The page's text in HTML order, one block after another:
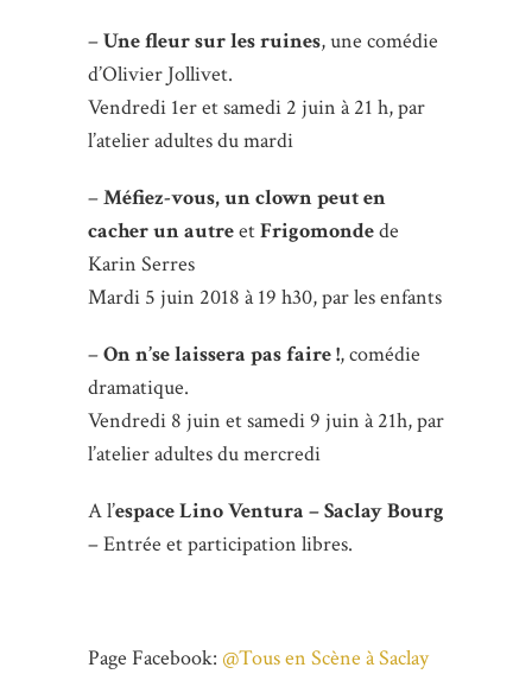
–Une fleur sur les ruines, une comédie
d’Olivier Jollivet.
Vendredi 1er et samedi 2 juin à 21 h, par
l’atelier adultes du mardi
–Méfiez-vous, un clown peut en
cacher un autreetFrigomondede
Karin Serres
Mardi 5 juin 2018 à 19 h30, par les enfants
–On n’se laissera pas faire !, comédie
dramatique.
Vendredi 8 juin et samedi 9 juin à 21h, par
l’atelier adultes du mercredi
A l’espace Lino Ventura – Saclay Bourg
– Entrée et participation libres.
Page Facebook: @Tousen Scène à Saclay